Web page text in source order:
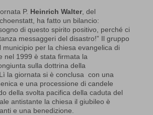
P. Heinrich Walter, del
ha fatto un bilancio:
di questo spirito positivo, perché ci
messaggeri del disastro!” Il gruppo
municipio per la chiesa evangelica di
nel 1999 è stata firmata la
sulla dottrina della
la giornata si è conclusa con una
e una processione di candele
della svolta pacifica della caduta del
antistante la chiesa il giubileo è
e una benedizione.